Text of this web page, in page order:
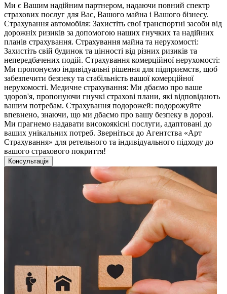
Ми є Вашим надійним партнером, надаючи повний спектр
страхових послуг для Вас, Вашого майна і Вашого бізнесу.
Страхування автомобіля: Захистіть свої транспортні засоби від
дорожніх ризиків за допомогою наших гнучких та надійних
планів страхування. Страхування майна та нерухомості:
Захистіть свій будинок та цінності від різних ризиків та
непередбачених подій. Страхування комерційної нерухомості:
Ми пропонуємо індивідуальні рішення для підприємств, щоб
забезпечити безпеку та стабільність вашої комерційної
нерухомості. Медичне страхування: Ми дбаємо про ваше
здоров'я, пропонуючи гнучкі страхові плани, які відповідають
вашим потребам. Страхування подорожей: подорожуйте
впевнено, знаючи, що ми дбаємо про вашу безпеку в дорозі.
Ми прагнемо надавати високоякісні послуги, адаптовані до
ваших унікальних потреб. Зверніться до Агентства «Арт
Страхування» для ретельного та індивідуального підходу до
вашого страхового покриття!
Консультація